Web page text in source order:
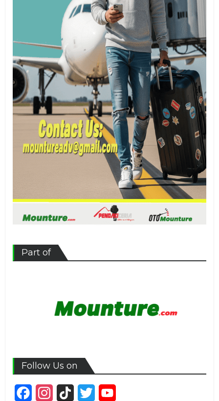
Part of
Follow Us on
FacebookInstagram
TikTok Twitter